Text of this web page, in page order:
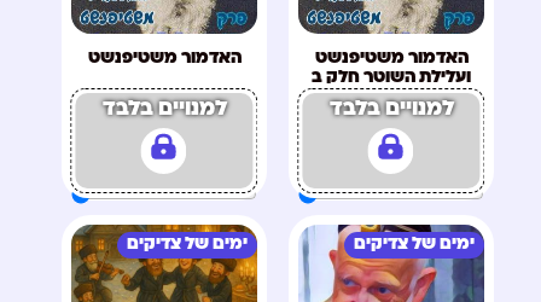
האדמור משטיפנשט
ועלילת השוטר חלק ב
למנויים בלבד
האדמור משטיפנשט
למנויים בלבד
ימים של צדיקים ימים של צדיקים